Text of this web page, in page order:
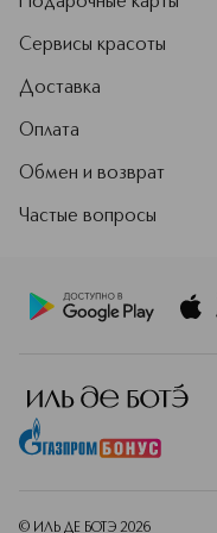
Сервисы красоты
Доставка
Оплата
Обмен и возврат
Частые вопросы
© ИЛЬ ДЕ БОТЭ 2026